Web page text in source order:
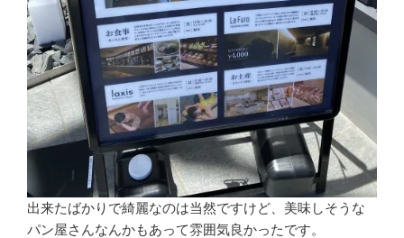
出来たばかりで綺麗なのは当然ですけど、美味しそうな
パン屋さんなんかもあって雰囲気良かったです。